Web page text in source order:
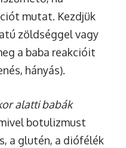
mutat. Kezdjük
zöldséggel vagy
a baba reakcióit
hányás).
alatti babák
botulizmust
a glutén, a diófélék